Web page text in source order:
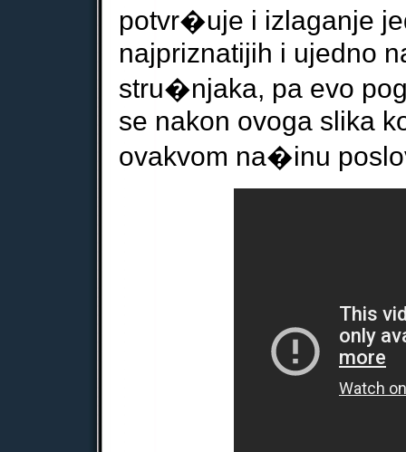
potvr�uje i izlaganje
najpriznatijih i ujedno
stru�njaka, pa evo
se nakon ovoga slika
ovakvom na�inu